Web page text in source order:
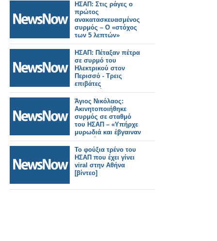
ΗΣΑΠ: Στις ράγες ο
πρώτος
ανακατασκευασμένος
συρμός – Ο «στόχος
των 5 λεπτών»
ΗΣΑΠ: Πέταξαν πέτρα
σε συρμό του
Ηλεκτρικού στον
Περισσό - Τρεις
επιβάτες
τραυματίστηκαν
Άγιος Νικόλαος:
Ακινητοποιήθηκε
συρμός σε σταθμό
του ΗΣΑΠ – «Υπήρχε
μυρωδιά και έβγαιναν
καπνοί»
καταγγέλλουν
επιβάτες
Το φούξια τρένο του
ΗΣΑΠ που έχει γίνει
viral στην Αθήνα
[βίντεο]